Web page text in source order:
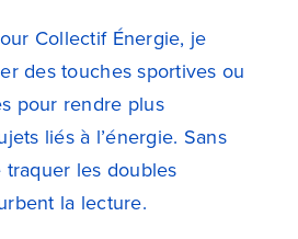
Collectif Énergie, je
des touches sportives ou
pour rendre plus
liés à l’énergie. Sans
les doubles
la lecture.